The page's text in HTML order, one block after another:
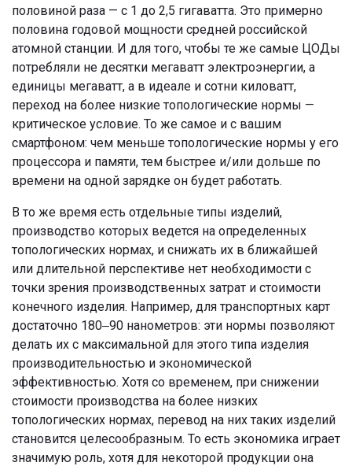
половиной раза — с 1 до 2,5 гигаватта. Это примерно
половина годовой мощности средней российской
атомной станции. И для того, чтобы те же самые ЦОДы
потребляли не десятки мегаватт электроэнергии, а
единицы мегаватт, а в идеале и сотни киловатт,
переход на более низкие топологические нормы —
критическое условие. То же самое и с вашим
смартфоном: чем меньше топологические нормы у его
процессора и памяти, тем быстрее и/или дольше по
времени на одной зарядке он будет работать.
В то же время есть отдельные типы изделий,
производство которых ведется на определенных
топологических нормах, и снижать их в ближайшей
или длительной перспективе нет необходимости с
точки зрения производственных затрат и стоимости
конечного изделия. Например, для транспортных карт
достаточно 180‒90 нанометров: эти нормы позволяют
делать их с максимальной для этого типа изделия
производительностью и экономической
эффективностью. Хотя со временем, при снижении
стоимости производства на более низких
топологических нормах, перевод на них таких изделий
становится целесообразным. То есть экономика играет
значимую роль, хотя для некоторой продукции она